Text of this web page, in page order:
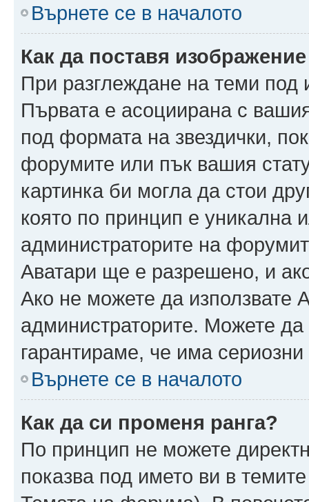
Върнете се в началото
Как да поставя
При разглеждане на теми под
Първата е асоциирана с
под формата на звездички,
форумите или пък вашия
картинка би могла да стои
която по принцип е уникална
администраторите на
Аватари ще е разрешено, и
Ако не можете да използвате
администраторите. Можете да
гарантираме, че има сериозни
Върнете се в началото
Как да си променя ранга?
По принцип не можете
показва под името ви в